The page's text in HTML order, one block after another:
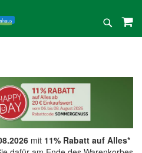
Suche
mit 11% Rabatt auf Alles*